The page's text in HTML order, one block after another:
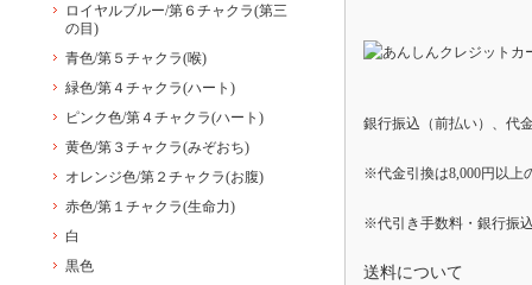
銀行振込（前払い）、代
※代金引換は8,000円以上
※代引き手数料・銀行振
送料について
ロイヤルブルー/第６チャクラ(第三
の目)
青色/第５チャクラ(喉)
緑色/第４チャクラ(ハート)
ピンク色/第４チャクラ(ハート)
黄色/第３チャクラ(みぞおち)
オレンジ色/第２チャクラ(お腹)
赤色/第１チャクラ(生命力)
白
黒色